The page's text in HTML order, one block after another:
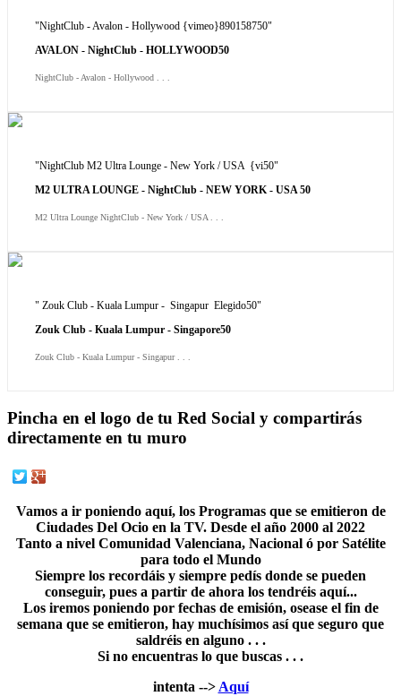
"NightClub - Avalon - Hollywood {vimeo}890158750"
AVALON - NightClub - HOLLYWOOD50
NightClub - Avalon - Hollywood . . .
"NightClub M2 Ultra Lounge - New York / USA {vi50"
M2 ULTRA LOUNGE - NightClub - NEW YORK - USA 50
M2 Ultra Lounge NightClub - New York / USA . . .
" Zouk Club - Kuala Lumpur - Singapur Elegido50"
Zouk Club - Kuala Lumpur - Singapore50
Zouk Club - Kuala Lumpur - Singapur . . .
Pincha en el logo de tu Red Social y compartirás
directamente en tu muro
Vamos a ir poniendo aquí, los Programas que se emitieron de
Ciudades Del Ocio en la TV. Desde el año 2000 al 2022
Tanto a nivel Comunidad Valenciana, Nacional ó por Satélite
para todo el Mundo
Siempre los recordáis y siempre pedís donde se pueden
conseguir, pues a partir de ahora los tendréis aquí...
Los iremos poniendo por fechas de emisión, osease el fin de
semana que se emitieron, hay muchísimos así que seguro que
saldréis en alguno . . .
Si no encuentras lo que buscas . . .
intenta --> Aquí